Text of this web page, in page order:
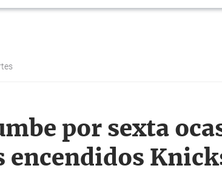
por sexta
encendidos